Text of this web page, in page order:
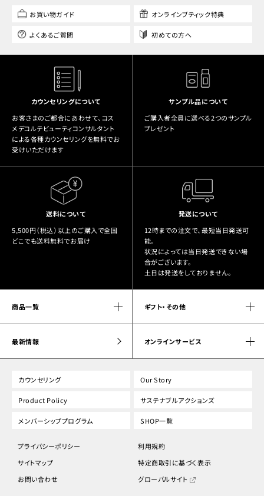
お買い物ガイド オンラインブティック特典
よくあるご質問 初めての方へ
カウンセリングについて
お客さまのご都合にあわせて、コス
メデコルテビューティコンサルタント
による各種カウンセリングを無料でお
受けいただけます
サンプル品について
ご購入者全員に選べる2つのサンプル
プレゼント
送料について
5,500円（税込）以上のご購入で全国
どこでも送料無料でお届け
発送について
12時までの注文で、最短当日発送可
能。
状況によっては当日発送できない場
合がございます。
土日は発送をしておりません。
商品一覧 ギフト・その他
最新情報 オンラインサービス
カウンセリング Our Story
Product Policy サステナブルアクションズ
メンバーシッププログラム SHOP一覧
プライバシーポリシー
利用規約
サイトマップ
特定商取引に基づく表示
お問い合わせ
グローバルサイト